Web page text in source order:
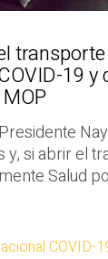
19 y
y, si abrir el
Salud
COVID-